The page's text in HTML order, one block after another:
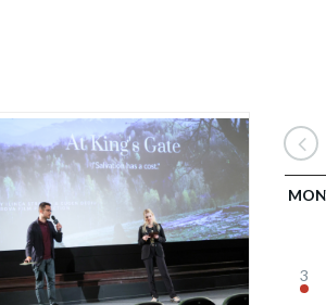
MON
3